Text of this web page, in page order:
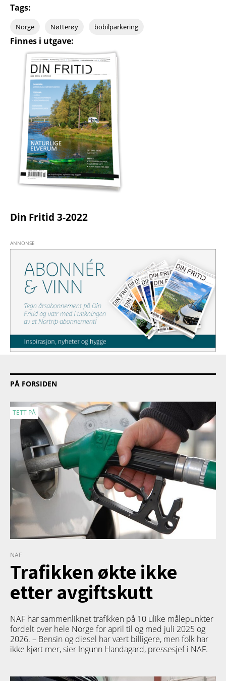
Tags:
Norge Nøtterøy bobilparkering
Finnes i utgave:
Din Fritid 3-2022
PÅ FORSIDEN
TETT PÅ
NAF
Trafikken økte ikke
etter avgiftskutt
NAF har sammenliknet trafikken på 10 ulike målepunkter
fordelt over hele Norge for april til og med juli 2025 og
2026. – Bensin og diesel har vært billigere, men folk har
ikke kjørt mer, sier Ingunn Handagard, pressesjef i NAF.